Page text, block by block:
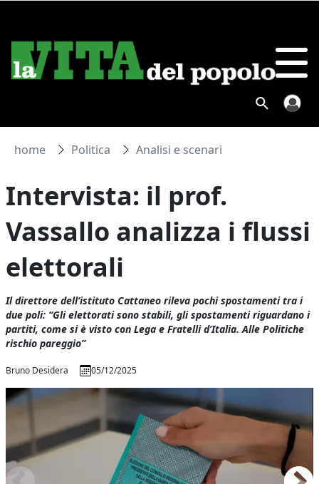
home Politica Analisi e scenari
Intervista: il prof.
Vassallo analizza i flussi
elettorali
Il direttore dell’istituto Cattaneo rileva pochi spostamenti tra i
due poli: “Gli elettorati sono stabili, gli spostamenti riguardano i
partiti, come si è visto con Lega e Fratelli d’Italia. Alle Politiche
rischio pareggio”
Bruno Desidera 05/12/2025